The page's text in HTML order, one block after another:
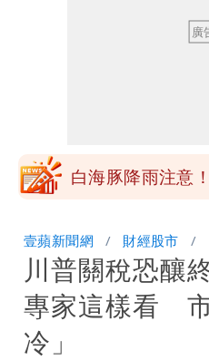
晚至明下午受影
颱風假來了！連
Cheap：愛台灣
白海豚降雨注意
壹蘋新聞網 財經股市
川普關稅恐釀
專家這樣看
冷」